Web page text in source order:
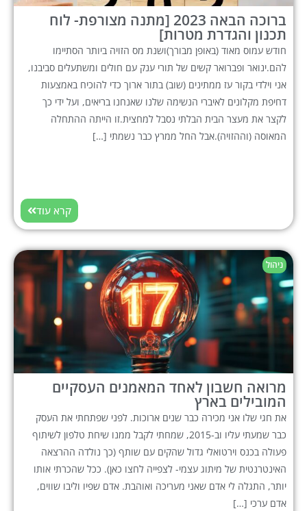
ברוכה הבאה 2023 [מתנה מצורפת- לוח
תכנון והגדרת מטרות]
חודש עמוס מאוד (באופן מבורך)ושנת מס הזויה ביותר הסתיימו
להם.ינואר ופברואר קשים של תורי ענק עם חולים ומשתעלים סביבנו,
אני וילדי בקור עז ממתינים (שוב) בתור ארוך כדי להוכיח באמצעות
דחיפת מקלונים לאיברי הנשימה שלנו שאנחנו בריאים, ועל ידי כך
לקצר את מעצר הבית הבלתי נסבל למחצית.זו הייתה ההתחלה
המאוסה (וההזויה).אבל החל ממרץ כבר נשמתי […]
קרא עוד
ניהול
מרואה חשבון לאחד המאמנים העסקיים
המובילים בארץ
את חגי שלו אני מכירה כבר שנים ארוכות. לפני שפתחתי את העסק
כבר שמעתי עליו וב-2015, שמחתי לקבל ממנו שיחת טלפון לשיתוף
פעולה בכנס וירטואלי גדול שהקים עם שותף (כך נולדה ההרצאה
האינטרנטית של מיתוג עצמי- לצפייה לחצו כאן). ככל שהכרתי אותו
יותר, התגלה לי אדם שאני מעריכה ואוהבת. אדם שפיו וליבו שווים,
אדם ערכי […]